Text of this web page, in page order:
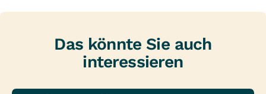
Das könnte Sie auch
interessieren